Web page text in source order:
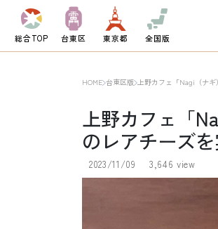
総合TOP 台東区 東京都 全国版
HOME 台東区版 上野カフェ「Nagi（ナ
上野カフェ「
のレアチーズ
2023/11/09 3,646 view